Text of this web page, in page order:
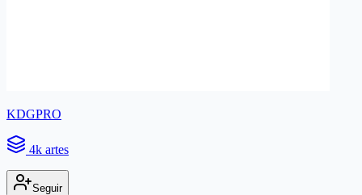
KDGPRO
4k artes
Seguir